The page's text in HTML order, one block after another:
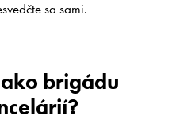
sa sami.
brigádu